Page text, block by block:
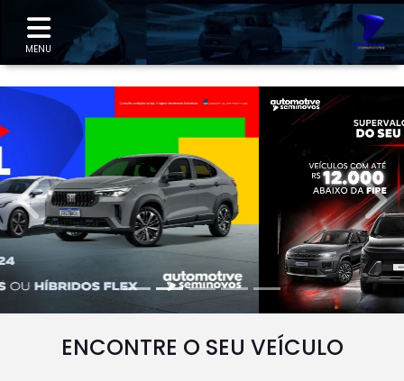
MENU
templates.template-
ENCONTRE O SEU VEÍCULO